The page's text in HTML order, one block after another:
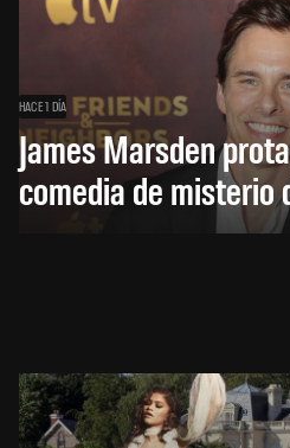
HACE 1 DÍA
James Marsden
comedia de misterio